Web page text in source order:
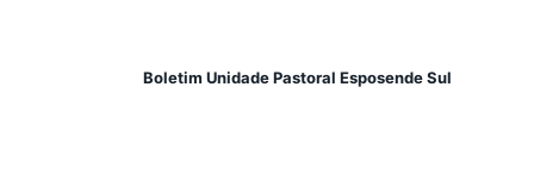
Boletim Unidade Pastoral Esposende Sul